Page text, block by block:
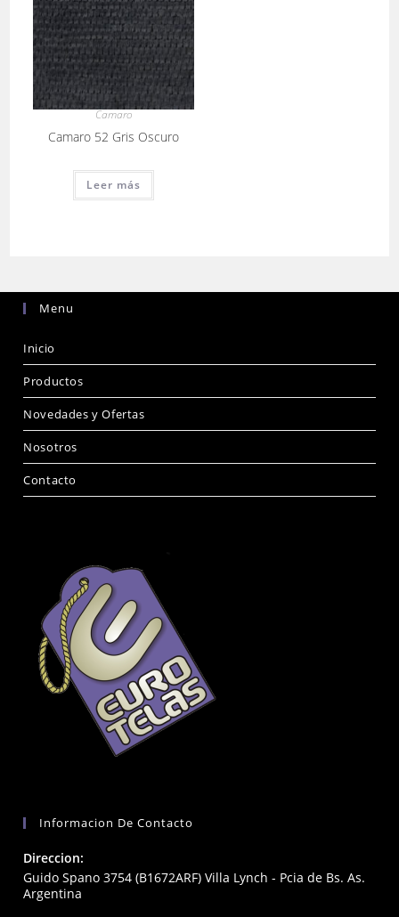
Camaro
Camaro 52 Gris Oscuro
Leer más
Menu
Inicio
Productos
Novedades y Ofertas
Nosotros
Contacto
Informacion De Contacto
Direccion:
Guido Spano 3754 (B1672ARF) Villa Lynch - Pcia de Bs. As.
Argentina